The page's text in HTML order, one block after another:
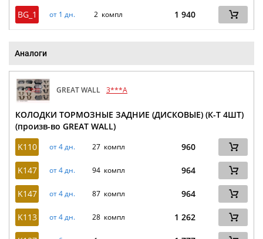
BG_1
от 1 дн. 2 компл 1 940
Аналоги
GREAT WALL 3***A
КОЛОДКИ ТОРМОЗНЫЕ ЗАДНИЕ (ДИСКОВЫЕ) (К-Т 4ШТ)
(произв-во GREAT WALL)
K110
от 4 дн. 27 компл 960
K147 от 4 дн. 94 компл 964
K147 от 4 дн. 87 компл 964
K113 от 4 дн. 28 компл 1 262